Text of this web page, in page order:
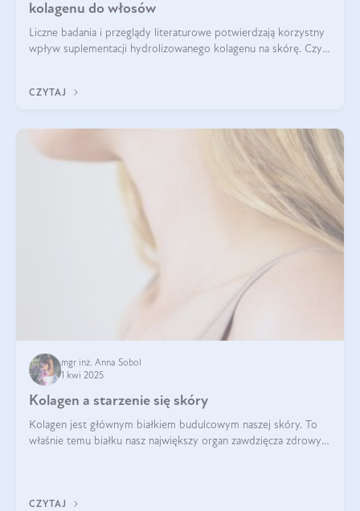
kolagenu do włosów
Liczne badania i przeglądy literaturowe potwierdzają korzystny
wpływ suplementacji hydrolizowanego kolagenu na skórę. Czy
CZYTAJ
mgr inż. Anna Sobol
1 kwi 2025
Kolagen a starzenie się skóry
Kolagen jest głównym białkiem budulcowym naszej skóry. To
właśnie temu białku nasz największy organ zawdzięcza zdrowy
CZYTAJ